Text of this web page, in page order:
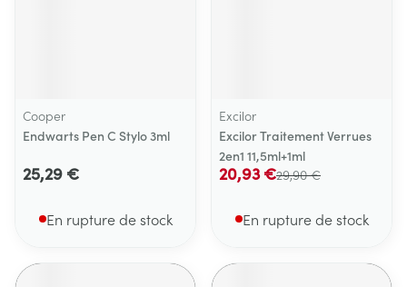
Cooper
Endwarts Pen C Stylo 3ml
25,29 €
En rupture de stock
Excilor
Excilor Traitement Verrues
2en1 11,5ml+1ml
29,90 €
20,93 €
En rupture de stock